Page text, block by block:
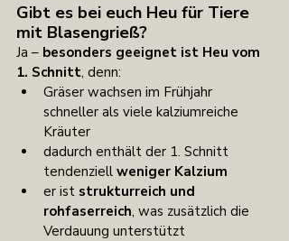
Gibt es bei euch Heu für Tiere
mit Blasengrieß?
Ja – besonders geeignet ist Heu vom
1. Schnitt, denn:
Gräser wachsen im Frühjahr
schneller als viele kalziumreiche
Kräuter
dadurch enthält der 1. Schnitt
tendenziell weniger Kalzium
er ist strukturreich und
rohfaserreich, was zusätzlich die
Verdauung unterstützt